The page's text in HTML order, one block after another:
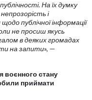
На їх думку
і
публічної інформації
не просиш якусь
в деяких громадах
на запити», —
воєнного стану
приймати